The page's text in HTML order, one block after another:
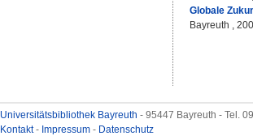
Globale
Bayreuth ,
Universitätsbibliothek Bayreuth - 95447 Bayreuth - Tel.
Kontakt- Impressum - Datenschutz